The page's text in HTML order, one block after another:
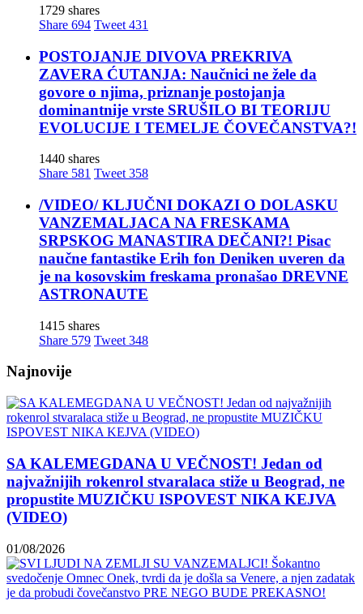
1729 shares
Share 694 Tweet 431
POSTOJANJE DIVOVA PREKRIVA
ZAVERA ĆUTANJA: Naučnici ne žele da
govore o njima, priznanje postojanja
dominantnije vrste SRUŠILO BI TEORIJU
EVOLUCIJE I TEMELJE ČOVEČANSTVA?!
1440 shares
Share 581 Tweet 358
/VIDEO/ KLJUČNI DOKAZI O DOLASKU
VANZEMALJACA NA FRESKAMA
SRPSKOG MANASTIRA DEČANI?! Pisac
naučne fantastike Erih fon Deniken uveren da
je na kosovskim freskama pronašao DREVNE
ASTRONAUTE
1415 shares
Share 579 Tweet 348
Najnovije
SA KALEMEGDANA U VEČNOST! Jedan od
najvažnijih rokenrol stvaralaca stiže u Beograd, ne
propustite MUZIČKU ISPOVEST NIKA KEJVA
(VIDEO)
01/08/2026